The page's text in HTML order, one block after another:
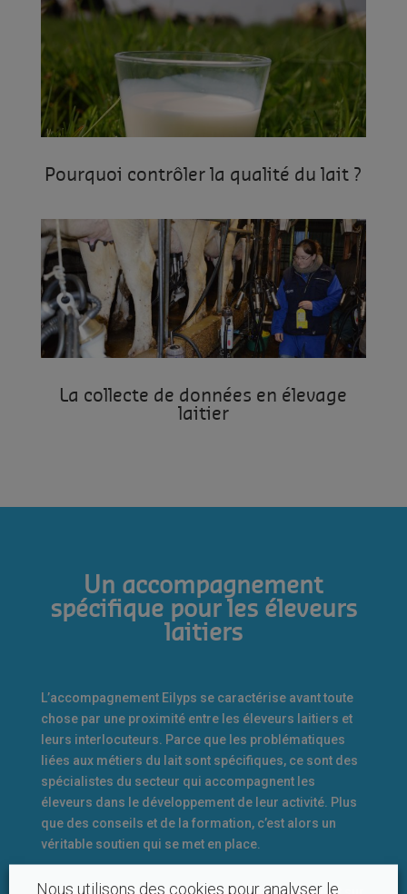
Pourquoi contrôler la qualité du lait ?
La collecte de données en élevage
laitier
Un accompagnement
spécifique pour les éleveurs
laitiers
L’accompagnement Eilyps se caractérise avant toute
chose par une proximité entre les éleveurs laitiers et
leurs interlocuteurs. Parce que les problématiques
liées aux métiers du lait sont spécifiques, ce sont des
spécialistes du secteur qui accompagnent les
éleveurs dans le développement de leur activité. Plus
que des conseils et de la formation, c’est alors un
véritable soutien qui se met en place.
Nous utilisons des cookies pour analyser le